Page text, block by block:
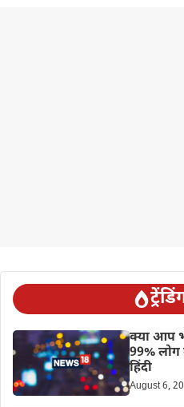
क्या आप
99%
हिंदी
August 6,